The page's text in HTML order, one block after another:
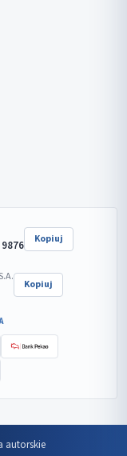
Kopiuj
Kopiuj
autorskie